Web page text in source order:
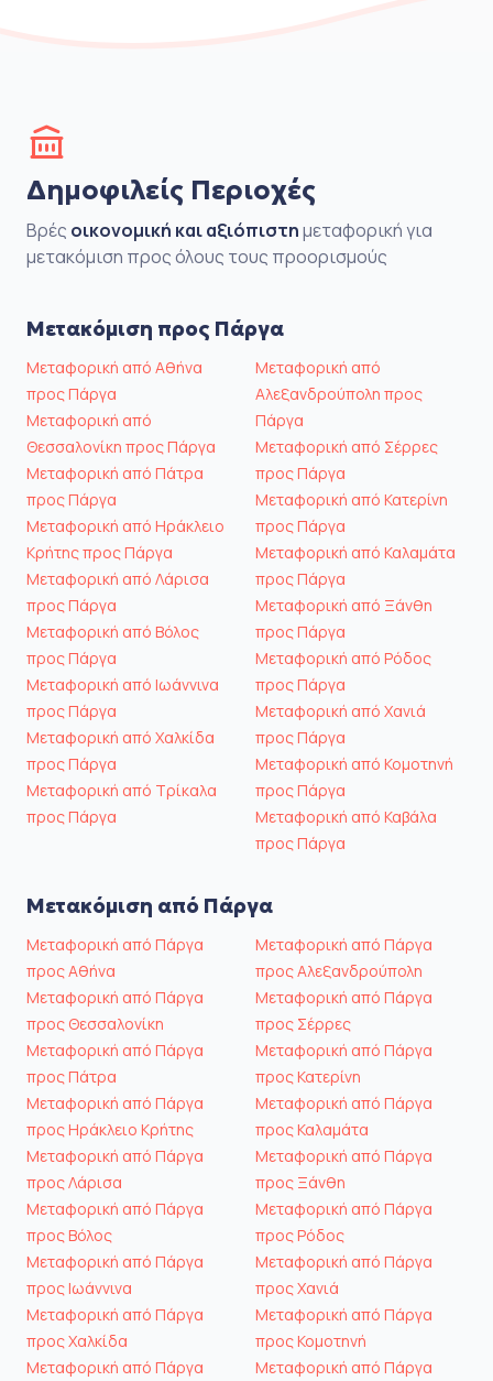
Δημοφιλείς Περιοχές
Βρές οικονομική και αξιόπιστημεταφορική για
μετακόμιση προς όλους τους προορισμούς
Μετακόμιση προς Πάργα
Μεταφορική από Αθήνα
προς Πάργα
Μεταφορική από
Θεσσαλονίκη προς Πάργα
Μεταφορική από Πάτρα
προς Πάργα
Μεταφορική από Ηράκλειο
Κρήτης προς Πάργα
Μεταφορική από Λάρισα
προς Πάργα
Μεταφορική από Βόλος
προς Πάργα
Μεταφορική από Ιωάννινα
προς Πάργα
Μεταφορική από Χαλκίδα
προς Πάργα
Μεταφορική από Τρίκαλα
προς Πάργα
Μεταφορική από
Αλεξανδρούπολη προς
Πάργα
Μεταφορική από Σέρρες
προς Πάργα
Μεταφορική από Κατερίνη
προς Πάργα
Μεταφορική από Καλαμάτα
προς Πάργα
Μεταφορική από Ξάνθη
προς Πάργα
Μεταφορική από Ρόδος
προς Πάργα
Μεταφορική από Χανιά
προς Πάργα
Μεταφορική από Κομοτηνή
προς Πάργα
Μεταφορική από Καβάλα
προς Πάργα
Μετακόμιση από Πάργα
Μεταφορική από Πάργα
προς Αθήνα
Μεταφορική από Πάργα
προς Θεσσαλονίκη
Μεταφορική από Πάργα
προς Πάτρα
Μεταφορική από Πάργα
προς Ηράκλειο Κρήτης
Μεταφορική από Πάργα
προς Λάρισα
Μεταφορική από Πάργα
προς Βόλος
Μεταφορική από Πάργα
προς Ιωάννινα
Μεταφορική από Πάργα
προς Χαλκίδα
Μεταφορική από Πάργα
Μεταφορική από Πάργα
προς Αλεξανδρούπολη
Μεταφορική από Πάργα
προς Σέρρες
Μεταφορική από Πάργα
προς Κατερίνη
Μεταφορική από Πάργα
προς Καλαμάτα
Μεταφορική από Πάργα
προς Ξάνθη
Μεταφορική από Πάργα
προς Ρόδος
Μεταφορική από Πάργα
προς Χανιά
Μεταφορική από Πάργα
προς Κομοτηνή
Μεταφορική από Πάργα